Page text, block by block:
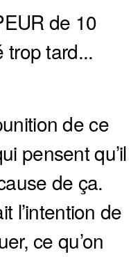
de 10
trop tard...
de ce
pensent qu’il
de ça.
l’intention de
ce qu’on